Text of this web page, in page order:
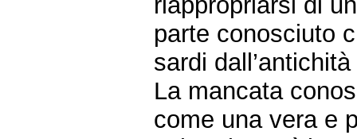
parte conosciuto
sardi
La mancata
come una vera e